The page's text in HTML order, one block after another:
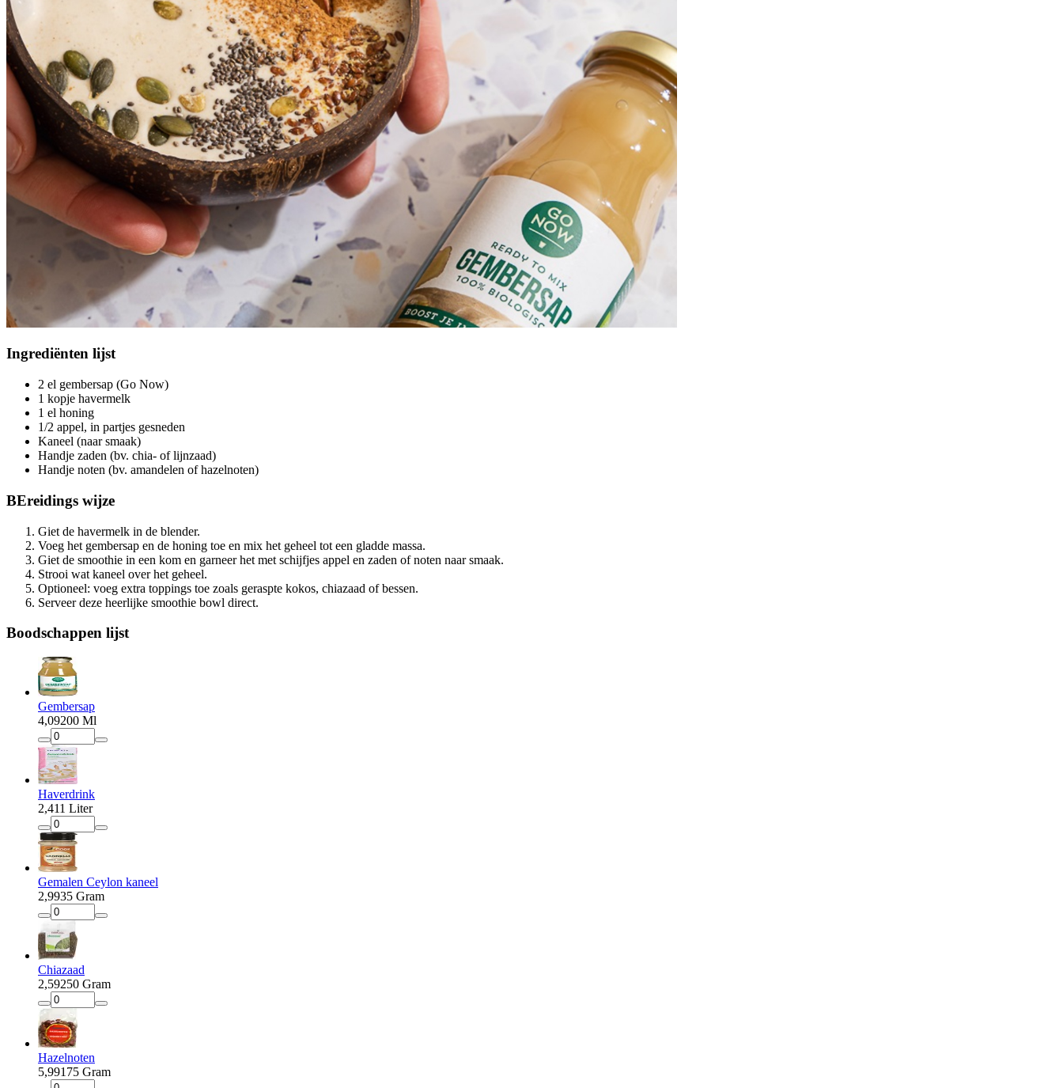
Ingrediënten lijst
2 el gembersap (Go Now)
1 kopje havermelk
1 el honing
1/2 appel, in partjes gesneden
Kaneel (naar smaak)
Handje zaden (bv. chia- of lijnzaad)
Handje noten (bv. amandelen of hazelnoten)
BEreidings wijze
Giet de havermelk in de blender.
Voeg het gembersap en de honing toe en mix het geheel tot een gladde massa.
Giet de smoothie in een kom en garneer het met schijfjes appel en zaden of noten naar smaak.
Strooi wat kaneel over het geheel.
Optioneel: voeg extra toppings toe zoals geraspte kokos, chiazaad of bessen.
Serveer deze heerlijke smoothie bowl direct.
Boodschappen lijst
Gembersap
4,09200 Ml
Haverdrink
2,411 Liter
Gemalen Ceylon kaneel
2,9935 Gram
Chiazaad
2,59250 Gram
Hazelnoten
5,99175 Gram